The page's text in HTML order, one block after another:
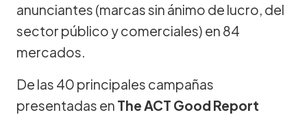
anunciantes (marcas sin ánimo de lucro, del
sector público y comerciales) en 84
mercados.
De las 40 principales campañas
presentadas en The ACT Good Report